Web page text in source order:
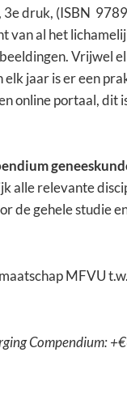
3e druk, (ISBN
van al het
Vrijwel
jaar is er een
online portaal, dit
alle relevante
de gehele studie
MFVU
Compendium: